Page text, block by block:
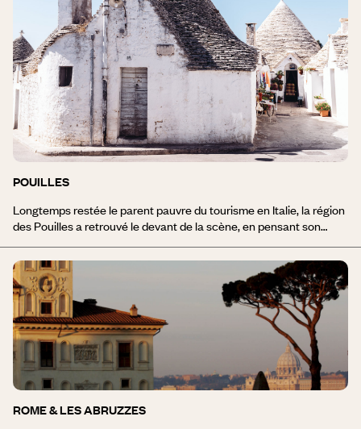
pour en percer les secrets, s’aventurer dans ses forêts de
châtaigniers, humer l’air frais des rivières, s’attarder dans ses
villages de pierre, goûter aux saveurs de son terroir. Alors, se
révèle un voyage sincère et saisissant.
POUILLES
Longtemps restée le parent pauvre du tourisme en Italie, la région
des Pouilles a retrouvé le devant de la scène, en pensant son
l’architecture. Amateurs d’adresses de charme, vous serez
comblés par un voyage dans les Pouilles, cette région du sud de
l’Italie enserrée par la mer Adriatique d’un côté et la mer Ionienne
de l’autre, plus sauvage et tout de même moins touristique que le
reste du pays – à condition de savoir où aller. L’arrière de la botte
italienne, armée de l’éperon rocheux du Gargano, est ourlée d’une
plage à l’infini qui encadre une plaine fertile, le Tavoliere di Puglia,
un plateau calcaire qui descend doucement vers une péninsule
plate et quasi déserte : les Murges.
ROME & LES ABRUZZES